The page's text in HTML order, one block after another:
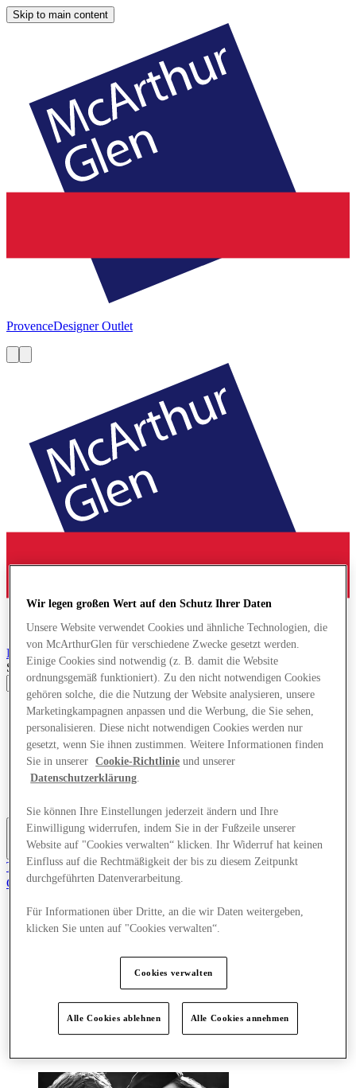
Skip to main content
ProvenceDesigner Outlet
Provence
Search input
Geschäfte
Angebote
Planen Sie Ihren Besuch
Essen & Trinken
Was läuft
Dienstleistungen
Mehr
Tritt dem Club bei.
Gerettet
Geschäfte
Wir legen großen Wert auf den Schutz Ihrer Daten
Unsere Website verwendet Cookies und ähnliche Technologien, die
von McArthurGlen für verschiedene Zwecke gesetzt werden.
Einige Cookies sind notwendig (z. B. damit die Website
ordnungsgemäß funktioniert). Zu den nicht notwendigen Cookies
gehören solche, die die Nutzung der Website analysieren, unsere
Marketingkampagnen anpassen und die Werbung, die Sie sehen,
personalisieren. Diese nicht notwendigen Cookies werden nur
gesetzt, wenn Sie ihnen zustimmen. Weitere Informationen finden
Sie in unserer
Cookie-Richtlinie und unserer
Datenschutzerklärung.
Sie können Ihre Einstellungen jederzeit ändern und Ihre
Einwilligung widerrufen, indem Sie in der Fußzeile unserer
Website auf "Cookies verwalten“ klicken. Ihr Widerruf hat keinen
Einfluss auf die Rechtmäßigkeit der bis zu diesem Zeitpunkt
durchgeführten Datenverarbeitung.
Für Informationen über Dritte, an die wir Daten weitergeben,
klicken Sie unten auf "Cookies verwalten“.
Cookies verwalten
Alle Cookies ablehnen Alle Cookies annehmen